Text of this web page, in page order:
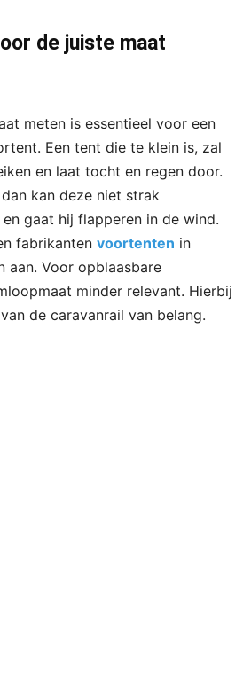
de juiste maat
meten is essentieel voor een
Een tent die te klein is, zal
en laat tocht en regen door.
kan deze niet strak
gaat hij flapperen in de wind.
fabrikanten voortenten in
aan. Voor opblaasbare
minder relevant. Hierbij
de caravanrail van belang.